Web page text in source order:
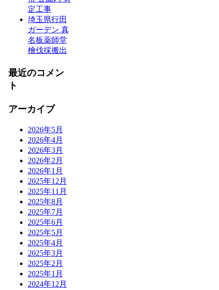
定工事
埼玉県行田
ガーデン 真
名板薬師堂
檜伐採搬出
最近のコメン
ト
アーカイブ
2026年5月
2026年4月
2026年3月
2026年2月
2026年1月
2025年12月
2025年11月
2025年8月
2025年7月
2025年6月
2025年5月
2025年4月
2025年3月
2025年2月
2025年1月
2024年12月